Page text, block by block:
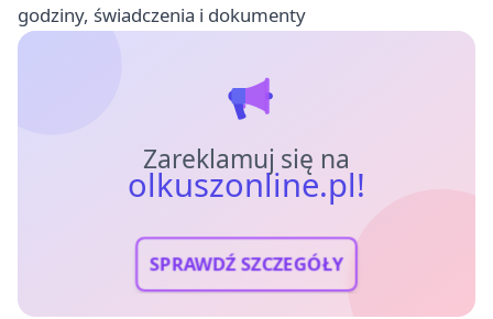
godziny, świadczenia i dokumenty
Zareklamuj się na
olkuszonline.pl!
SPRAWDŹ SZCZEGÓŁY